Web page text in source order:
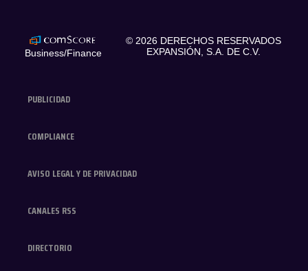
PUBLICIDAD
COMPLIANCE
AVISO LEGAL Y DE PRIVACIDAD
CANALES RSS
DIRECTORIO
Business/Finance
© 2026 DERECHOS RESERVADOS
EXPANSIÓN, S.A. DE C.V.